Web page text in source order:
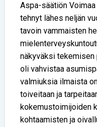
Aspa-säätiön
tehnyt lähes neljän
tavoin vammaisten
näkyväksi tekemisen
oli vahvistaa
valmiuksia ilmaista
toiveitaan ja
kokemustoimijoiden
kohtaamisten ja